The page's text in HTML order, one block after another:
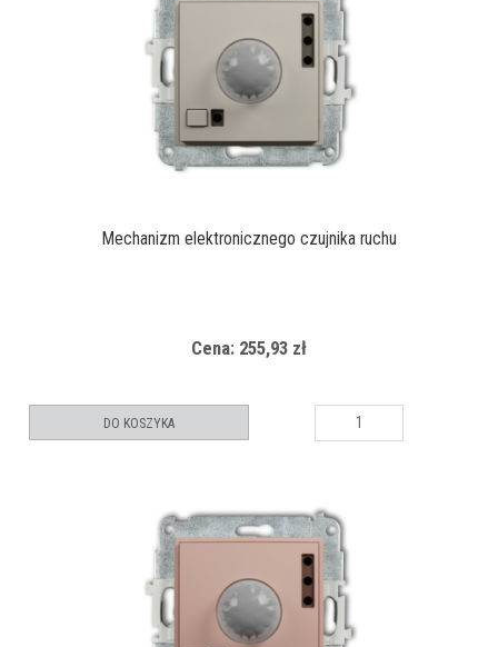
Mechanizm elektronicznego czujnika ruchu
Cena: 255,93 zł
DO KOSZYKA